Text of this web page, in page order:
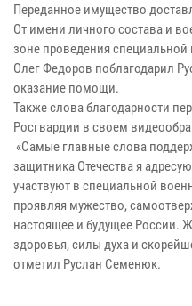
Переданное имущество
От имени личного состава и
зоне проведения
Олег Федоров поблагодарил
оказание помощи.
Также слова благодарности
Росгвардии в своем
«Самые главные слова
защитника Отечества я
участвуют в специальной
проявляя мужество,
настоящее и будущее России.
здоровья, силы духа и
отметил Руслан Семенюк.